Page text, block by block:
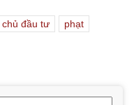
chủ đầu tư
phạt